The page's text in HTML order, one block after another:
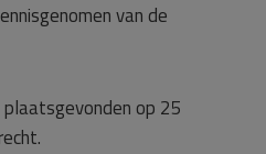
van de
op 25